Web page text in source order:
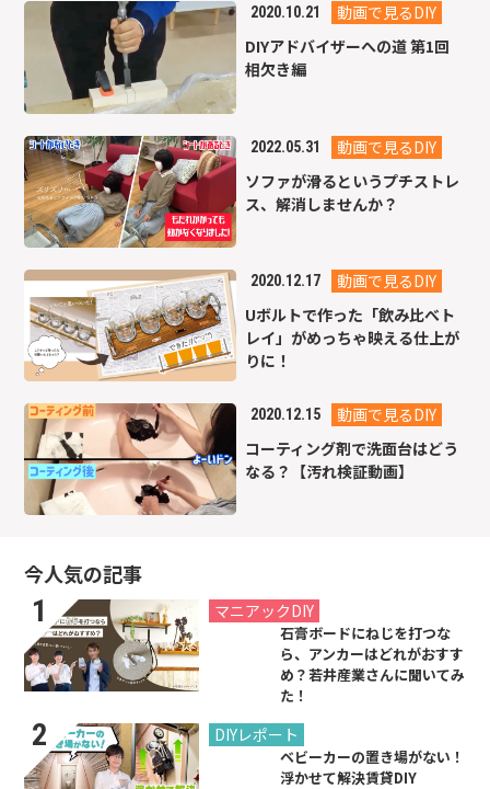
2020.10.21
動画で見るDIY
DIYアドバイザーへの道 第1回
相欠き編
2022.05.31
動画で見るDIY
ソファが滑るというプチストレ
ス、解消しませんか？
2020.12.17
動画で見るDIY
Uボルトで作った「飲み比べト
レイ」がめっちゃ映える仕上が
りに！
2020.12.15
動画で見るDIY
コーティング剤で洗面台はどう
なる？【汚れ検証動画】
今人気の記事
2021.07.26
マニアックDIY
石膏ボードにねじを打つな
ら、アンカーはどれがおすす
め？若井産業さんに聞いてみ
た！
2026.01.08
DIYレポート
ベビーカーの置き場がない！
浮かせて解決賃貸DIY